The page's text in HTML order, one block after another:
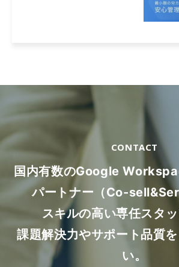
CONTACT
国内有数のGoogle
パートナー（Co-
スキルの高い専任スタ
課題解決力やサポート品質
い。